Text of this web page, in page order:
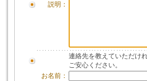
説明：
連絡先を教えていただけ
ご安心ください。
お名前：